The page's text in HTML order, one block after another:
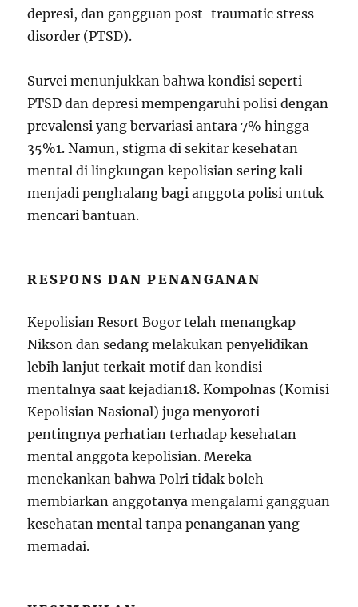
depresi, dan gangguan post-traumatic stress
disorder (PTSD).
Survei menunjukkan bahwa kondisi seperti
PTSD dan depresi mempengaruhi polisi dengan
prevalensi yang bervariasi antara 7% hingga
35%1. Namun, stigma di sekitar kesehatan
mental di lingkungan kepolisian sering kali
menjadi penghalang bagi anggota polisi untuk
mencari bantuan.
RESPONS DAN PENANGANAN
Kepolisian Resort Bogor telah menangkap
Nikson dan sedang melakukan penyelidikan
lebih lanjut terkait motif dan kondisi
mentalnya saat kejadian18. Kompolnas (Komisi
Kepolisian Nasional) juga menyoroti
pentingnya perhatian terhadap kesehatan
mental anggota kepolisian. Mereka
menekankan bahwa Polri tidak boleh
membiarkan anggotanya mengalami gangguan
kesehatan mental tanpa penanganan yang
memadai.